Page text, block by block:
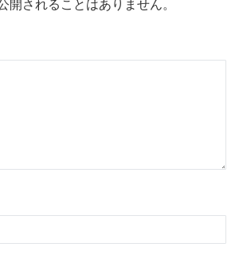
開されることはありません。